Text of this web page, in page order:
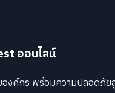
ออนไลน์
องค์กร พร้อมความปลอดภั